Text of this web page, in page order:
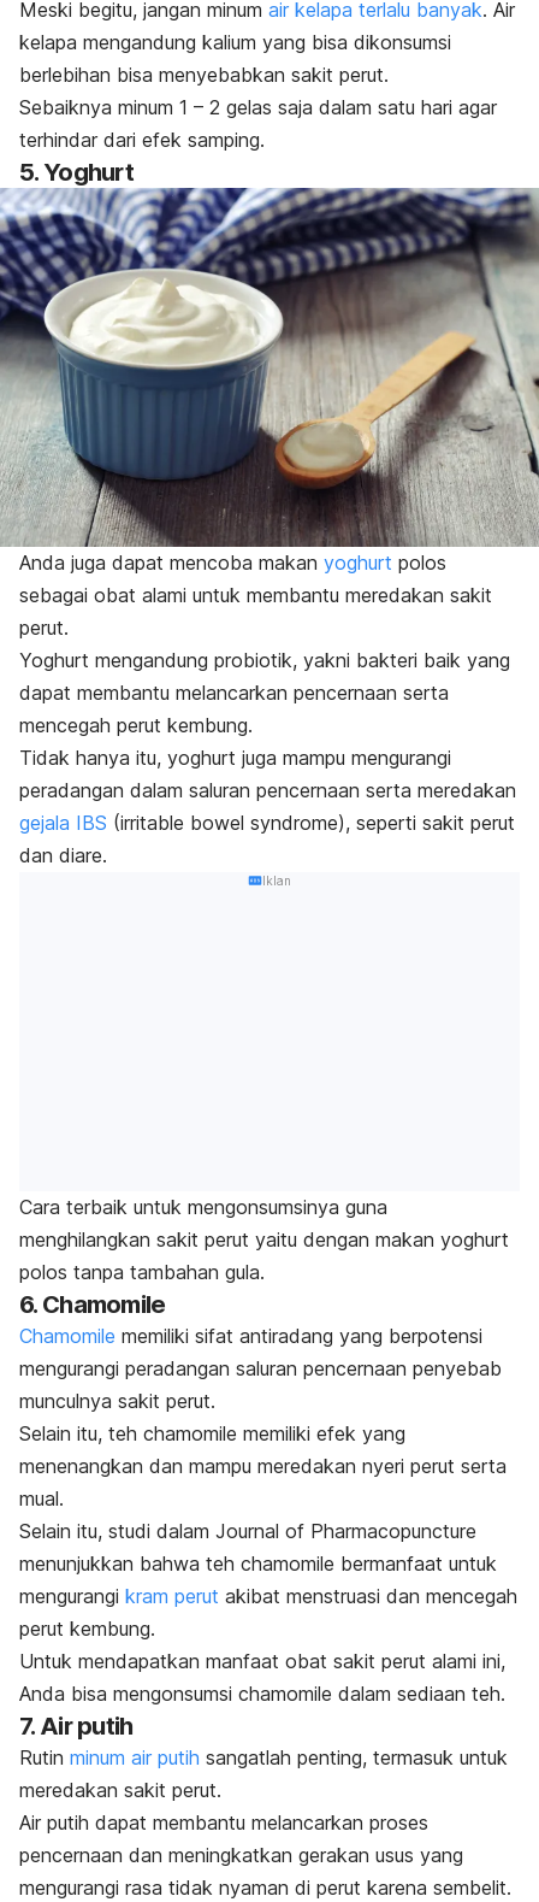
Meski begitu, jangan minum air kelapa terlalu banyak. Air
kelapa mengandung kalium yang bisa dikonsumsi
berlebihan bisa menyebabkan sakit perut.
Sebaiknya minum 1 – 2 gelas saja dalam satu hari agar
terhindar dari efek samping.
5. Yoghurt
Anda juga dapat mencoba makan yoghurt polos
sebagai obat alami untuk membantu meredakan sakit
perut.
Yoghurt mengandung probiotik, yakni bakteri baik yang
dapat membantu melancarkan pencernaan serta
mencegah perut kembung.
Tidak hanya itu, yoghurt juga mampu mengurangi
peradangan dalam saluran pencernaan serta meredakan
gejala IBS (irritable bowel syndrome), seperti sakit perut
dan diare.
Iklan
Cara terbaik untuk mengonsumsinya guna
menghilangkan sakit perut yaitu dengan makan yoghurt
polos tanpa tambahan gula.
6. Chamomile
Chamomile memiliki sifat antiradang yang berpotensi
mengurangi peradangan saluran pencernaan penyebab
munculnya sakit perut.
Selain itu, teh chamomile memiliki efek yang
menenangkan dan mampu meredakan nyeri perut serta
mual.
Selain itu, studi dalam Journal of Pharmacopuncture
menunjukkan bahwa teh chamomile bermanfaat untuk
mengurangi kram perut akibat menstruasi dan mencegah
perut kembung.
Untuk mendapatkan manfaat obat sakit perut alami ini,
Anda bisa mengonsumsi chamomile dalam sediaan teh.
7. Air putih
Rutin minum air putih sangatlah penting, termasuk untuk
meredakan sakit perut.
Air putih dapat membantu melancarkan proses
pencernaan dan meningkatkan gerakan usus yang
mengurangi rasa tidak nyaman di perut karena sembelit.